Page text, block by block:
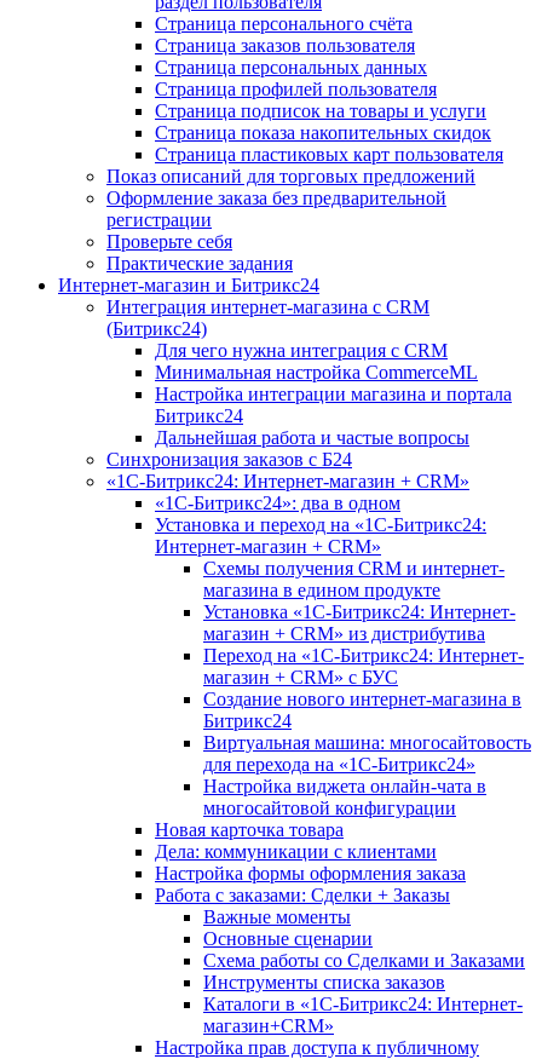
Страница персонального счёта
Страница заказов пользователя
Страница персональных данных
Страница профилей пользователя
Страница подписок на товары и услуги
Страница показа накопительных скидок
Страница пластиковых карт пользователя
Показ описаний для торговых предложений
Оформление заказа без предварительной
регистрации
Проверьте себя
Практические задания
Интернет-магазин и Битрикс24
Интеграция интернет-магазина с CRM
(Битрикс24)
Для чего нужна интеграция с CRM
Минимальная настройка CommerceML
Настройка интеграции магазина и портала
Битрикс24
Дальнейшая работа и частые вопросы
Синхронизация заказов с Б24
«1С-Битрикс24: Интернет-магазин + CRM»
«1С-Битрикс24»: два в одном
Установка и переход на «1С-Битрикс24:
Интернет-магазин + CRM»
Схемы получения CRM и интернет-
магазина в едином продукте
Установка «1С-Битрикс24: Интернет-
магазин + CRM» из дистрибутива
Переход на «1С-Битрикс24: Интернет-
магазин + CRM» с БУС
Создание нового интернет-магазина в
Битрикс24
Виртуальная машина: многосайтовость
для перехода на «1С-Битрикс24»
Настройка виджета онлайн-чата в
многосайтовой конфигурации
Новая карточка товара
Дела: коммуникации с клиентами
Настройка формы оформления заказа
Работа с заказами: Сделки + Заказы
Важные моменты
Основные сценарии
Схема работы со Сделками и Заказами
Инструменты списка заказов
Каталоги в «1С-Битрикс24: Интернет-
магазин+CRM»
Настройка прав доступа к публичному